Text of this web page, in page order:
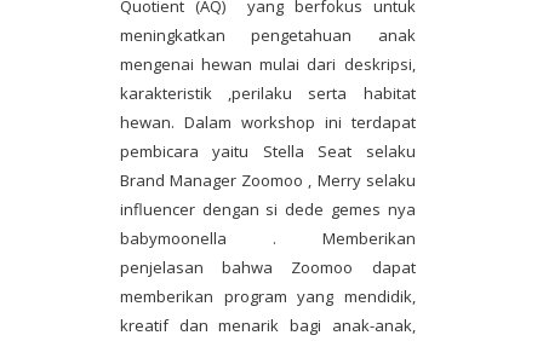
Quotient (AQ) yang berfokus untuk
meningkatkan pengetahuan anak
mengenai hewan mulai dari deskripsi,
karakteristik ,perilaku serta habitat
hewan. Dalam workshop ini terdapat
pembicara yaitu Stella Seat selaku
Brand Manager Zoomoo , Merry selaku
influencer dengan si dede gemes nya
babymoonella . Memberikan
penjelasan bahwa Zoomoo dapat
memberikan program yang mendidik,
kreatif dan menarik bagi anak-anak,